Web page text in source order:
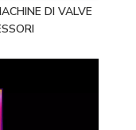
DI VALVE